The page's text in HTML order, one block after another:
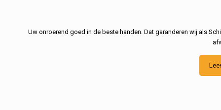
Uw onroerend goed in de beste handen. Dat garanderen wij als